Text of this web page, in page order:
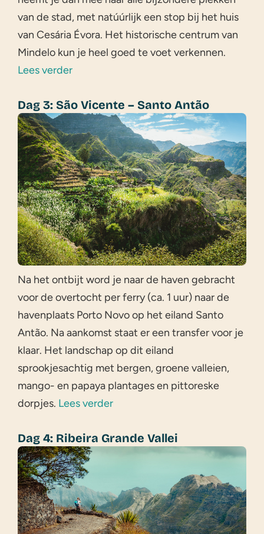
van de stad, met natúúrlijk een stop bij het huis
van Cesária Évora. Het historische centrum van
Mindelo kun je heel goed te voet verkennen.
Lees verder
Dag 3: São Vicente – Santo Antão
Na het ontbijt word je naar de haven gebracht
voor de overtocht per ferry (ca. 1 uur) naar de
havenplaats Porto Novo op het eiland Santo
Antão. Na aankomst staat er een transfer voor je
klaar. Het landschap op dit eiland
sprookjesachtig met bergen, groene valleien,
mango- en papaya plantages en pittoreske
dorpjes. Lees verder
Dag 4: Ribeira Grande Vallei